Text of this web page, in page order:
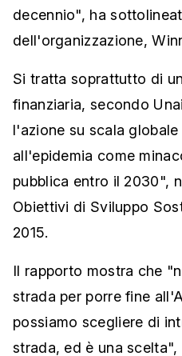
decennio", ha
dell'organizzazione,
Si tratta soprattutto di
finanziaria, secondo
l'azione su scala
all'epidemia come
pubblica entro il 2030",
Obiettivi di Sviluppo
2015.
Il rapporto mostra che
strada per porre fine
possiamo scegliere di
strada, ed è una